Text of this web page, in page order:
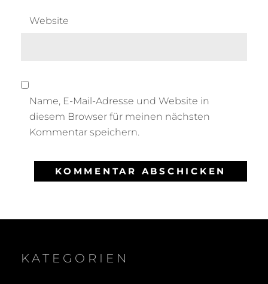
Website
Name, E-Mail-Adresse und Website in
diesem Browser für meinen nächsten
Kommentar speichern.
KATEGORIEN